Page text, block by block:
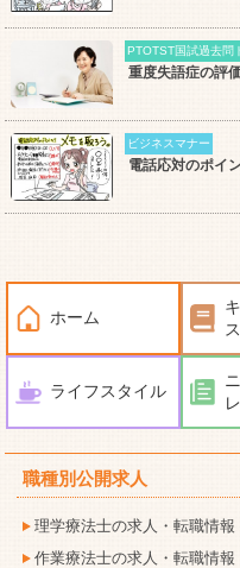
PTOTST国試過去問
重度失語症の評
ビジネスマナー
電話応対のポイ
ホーム
ライフスタイル
職種別公開求人
理学療法士の求人・転職情報
作業療法士の求人・転職情報